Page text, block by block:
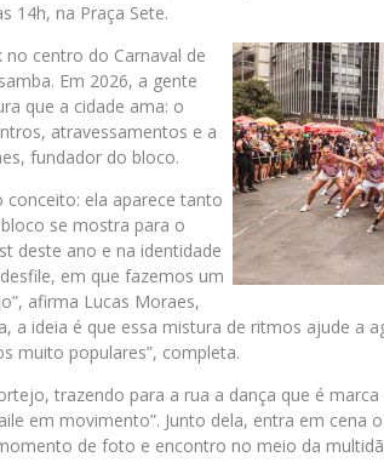
14h, na Praça Sete.
no centro do Carnaval de
Em 2026, a gente
que a cidade ama: o
atravessamentos e a
fundador do bloco.
conceito: ela aparece tanto
se mostra para o
deste ano e na identidade
em que fazemos um
afirma Lucas Moraes,
a ideia é que essa mistura de ritmos ajude a
muito populares”, completa.
trazendo para a rua a dança que é
em movimento”. Junto dela, entra em cena
de foto e encontro no meio da